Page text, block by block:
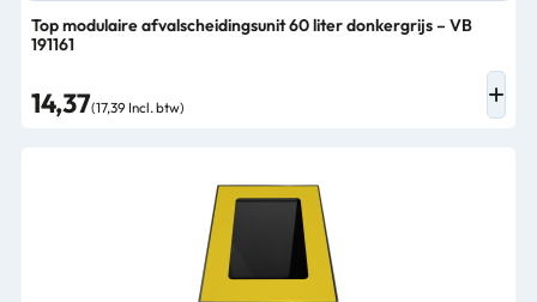
Top modulaire afvalscheidingsunit 60 liter donkergrijs – VB
191161
14,37(17,39 Incl. btw)